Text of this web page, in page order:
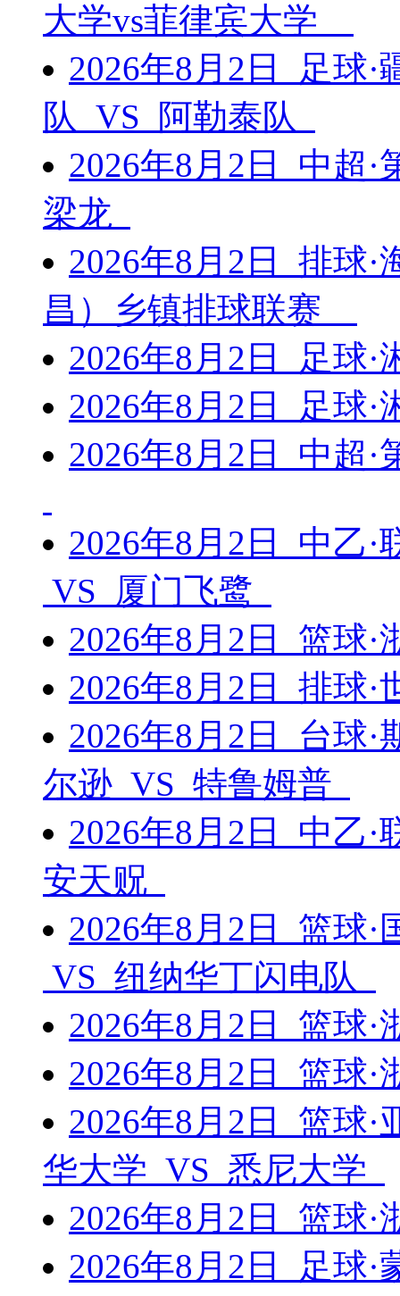
大学vs菲律宾大学
2026年8月2日 足球
队 VS 阿勒泰队
2026年8月2日 中超
梁龙
2026年8月2日 排球·
昌）乡镇排球联赛
2026年8月2日 足球
2026年8月2日 足球
2026年8月2日 中超
2026年8月2日 中乙
VS 厦门飞鹭
2026年8月2日 篮球
2026年8月2日 排球
2026年8月2日 台球
尔逊 VS 特鲁姆普
2026年8月2日 中乙
安天贶
2026年8月2日 篮球
VS 纽纳华丁闪电队
2026年8月2日 篮球
2026年8月2日 篮球
2026年8月2日 篮球
华大学 VS 悉尼大学
2026年8月2日 篮球
2026年8月2日 足球·